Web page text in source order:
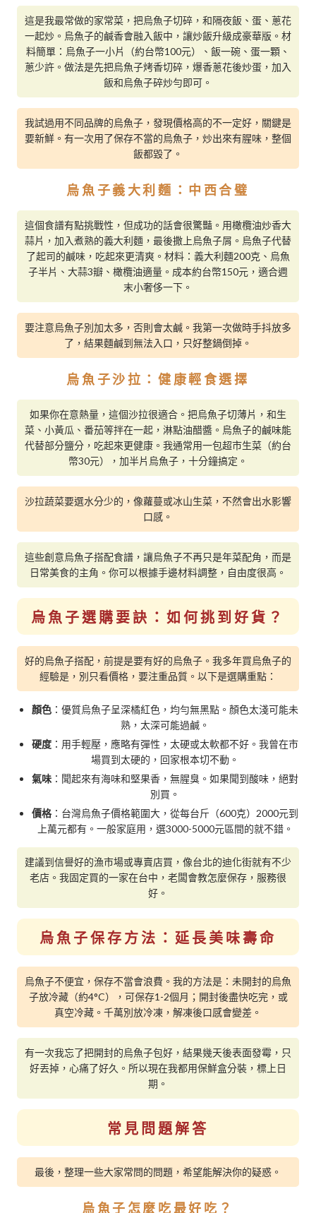
這是我最常做的家常菜，把烏魚子切碎，和隔夜飯、蛋、蔥花
一起炒。烏魚子的鹹香會融入飯中，讓炒飯升級成豪華版。材
料簡單：烏魚子一小片（約台幣100元）、飯一碗、蛋一顆、
蔥少許。做法是先把烏魚子烤香切碎，爆香蔥花後炒蛋，加入
飯和烏魚子碎炒勻即可。
我試過用不同品牌的烏魚子，發現價格高的不一定好，關鍵是
要新鮮。有一次用了保存不當的烏魚子，炒出來有腥味，整個
飯都毀了。
烏魚子義大利麵：中西合璧
這個食譜有點挑戰性，但成功的話會很驚豔。用橄欖油炒香大
蒜片，加入煮熟的義大利麵，最後撒上烏魚子屑。烏魚子代替
了起司的鹹味，吃起來更清爽。材料：義大利麵200克、烏魚
子半片、大蒜3瓣、橄欖油適量。成本約台幣150元，適合週
末小奢侈一下。
要注意烏魚子別加太多，否則會太鹹。我第一次做時手抖放多
了，結果麵鹹到無法入口，只好整鍋倒掉。
烏魚子沙拉：健康輕食選擇
如果你在意熱量，這個沙拉很適合。把烏魚子切薄片，和生
菜、小黃瓜、番茄等拌在一起，淋點油醋醬。烏魚子的鹹味能
代替部分鹽分，吃起來更健康。我通常用一包超市生菜（約台
幣30元），加半片烏魚子，十分鐘搞定。
沙拉蔬菜要選水分少的，像蘿蔓或冰山生菜，不然會出水影響
口感。
這些創意烏魚子搭配食譜，讓烏魚子不再只是年菜配角，而是
日常美食的主角。你可以根據手邊材料調整，自由度很高。
烏魚子選購要訣：如何挑到好貨？
好的烏魚子搭配，前提是要有好的烏魚子。我多年買烏魚子的
經驗是，別只看價格，要注重品質。以下是選購重點：
顏色 ：優質烏魚子呈深橘紅色，均勻無黑點。顏色太淺可能未
熟，太深可能過鹹。
硬度 ：用手輕壓，應略有彈性，太硬或太軟都不好。我曾在市
場買到太硬的，回家根本切不動。
氣味 ：聞起來有海味和堅果香，無腥臭。如果聞到酸味，絕對
別買。
價格：台灣烏魚子價格範圍大，從每台斤（600克）2000元到
上萬元都有。一般家庭用，選3000-5000元區間的就不錯。
建議到信譽好的漁市場或專賣店買，像台北的迪化街就有不少
老店。我固定買的一家在台中，老闆會教怎麼保存，服務很
好。
烏魚子保存方法：延長美味壽命
烏魚子不便宜，保存不當會浪費。我的方法是：未開封的烏魚
子放冷藏（約4°C），可保存1-2個月；開封後盡快吃完，或
真空冷藏。千萬別放冷凍，解凍後口感會變差。
有一次我忘了把開封的烏魚子包好，結果幾天後表面發霉，只
好丟掉，心痛了好久。所以現在我都用保鮮盒分裝，標上日
期。
常見問題解答
最後，整理一些大家常問的問題，希望能解決你的疑惑。
烏魚子怎麼吃最好吃？